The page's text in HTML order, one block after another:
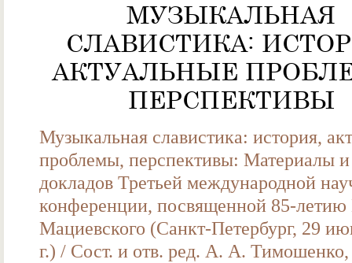
МУЗЫКАЛЬНАЯ
СЛАВИСТИКА:
АКТУАЛЬНЫЕ
ПЕРСПЕКТИВЫ
Музыкальная славистика: история,
проблемы, перспективы: Материалы и
докладов Третьей международной
конференции, посвященной 85-
Мациевского (Санкт-Петербург, 29
г.) / Сост. и отв. ред. А. А.